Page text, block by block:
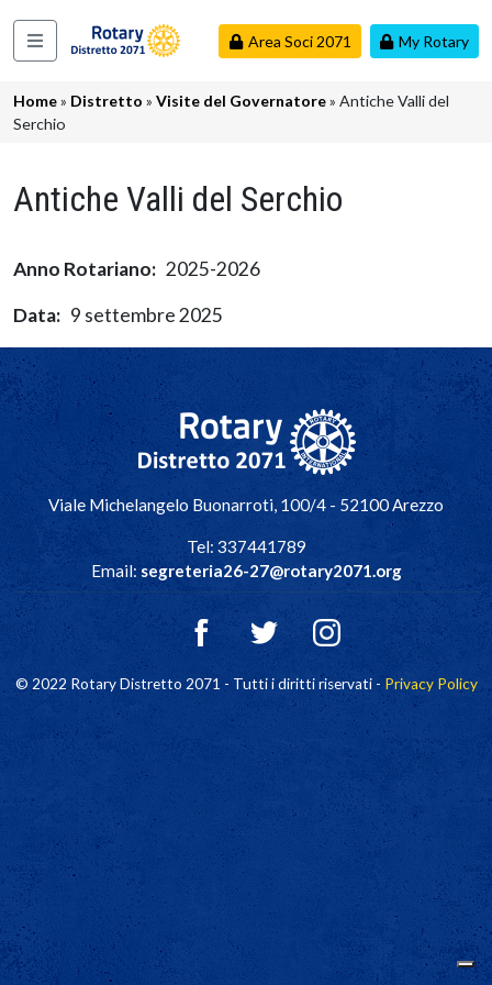
Area Soci 2071 My Rotary
Navigazione principale
Briciole di pane
Home Distretto Visite del Governatore
Antiche Valli del
Serchio
Antiche Valli del Serchio
Anno Rotariano
2025-2026
Data
9 settembre 2025
Navigazione principale
Viale Michelangelo Buonarroti, 100/4 - 52100 Arezzo
Tel: 337441789
Email:segreteria26-27@rotary2071.org
© 2022 Rotary Distretto 2071 - Tutti i diritti riservati - Privacy Policy